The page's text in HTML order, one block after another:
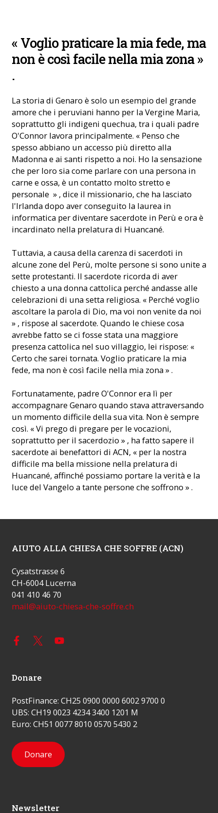
Diocesi di Ayavir (Foto: «Aiuto alla Chiesa che Soffre (ACN)»)
« Voglio praticare la mia fede, ma
non è così facile nella mia zona »
.
La storia di Genaro è solo un esempio del grande
amore che i peruviani hanno per la Vergine Maria,
soprattutto gli indigeni quechua, tra i quali padre
O'Connor lavora principalmente. « Penso che
spesso abbiano un accesso più diretto alla
Madonna e ai santi rispetto a noi. Ho la sensazione
che per loro sia come parlare con una persona in
carne e ossa, è un contatto molto stretto e
personale » , dice il missionario, che ha lasciato
l'Irlanda dopo aver conseguito la laurea in
informatica per diventare sacerdote in Perù e ora è
incardinato nella prelatura di Huancané.
Tuttavia, a causa della carenza di sacerdoti in
alcune zone del Perù, molte persone si sono unite a
sette protestanti. Il sacerdote ricorda di aver
chiesto a una donna cattolica perché andasse alle
celebrazioni di una setta religiosa. « Perché voglio
ascoltare la parola di Dio, ma voi non venite da noi
» , rispose al sacerdote. Quando le chiese cosa
avrebbe fatto se ci fosse stata una maggiore
presenza cattolica nel suo villaggio, lei rispose: «
Certo che sarei tornata. Voglio praticare la mia
fede, ma non è così facile nella mia zona » .
Fortunatamente, padre O'Connor era lì per
accompagnare Genaro quando stava attraversando
un momento difficile della sua vita. Non è sempre
così. « Vi prego di pregare per le vocazioni,
soprattutto per il sacerdozio » , ha fatto sapere il
sacerdote ai benefattori di ACN, « per la nostra
difficile ma bella missione nella prelatura di
Huancané, affinché possiamo portare la verità e la
luce del Vangelo a tante persone che soffrono » .
AIUTO ALLA CHIESA CHE SOFFRE (ACN)
Cysatstrasse 6
CH-6004 Lucerna
041 410 46 70
mail@aiuto-chiesa-che-soffre.ch
Donare
PostFinance: CH25 0900 0000 6002 9700 0
UBS: CH19 0023 4234 3400 1201 M
Euro: CH51 0077 8010 0570 5430 2
Donare
Newsletter